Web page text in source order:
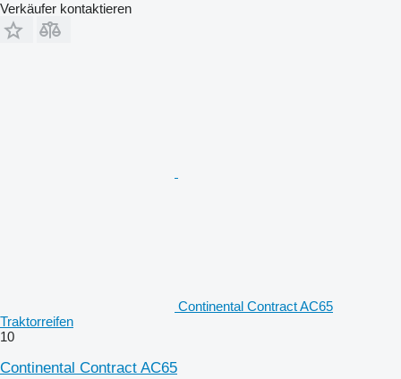
Verkäufer kontaktieren
Continental Contract AC65
Traktorreifen
10
Continental Contract AC65